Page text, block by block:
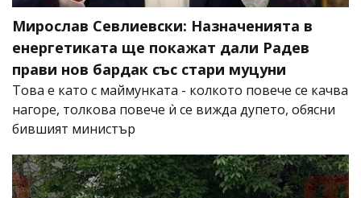
Мирослав Севлиевски: Назначенията в
енергетиката ще покажат дали Радев
прави нов бардак със стари муцуни
Това е като с маймунката - колкото повече се качва
нагоре, толкова повече ѝ се вижда дупето, обясни
бившият министър